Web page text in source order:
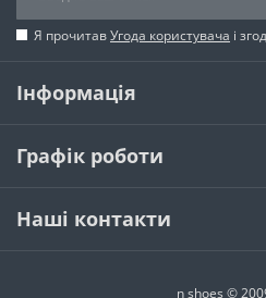
Я прочитавУгода користувача і
Інформація
Графік роботи
Наші контакти
n shoes ©